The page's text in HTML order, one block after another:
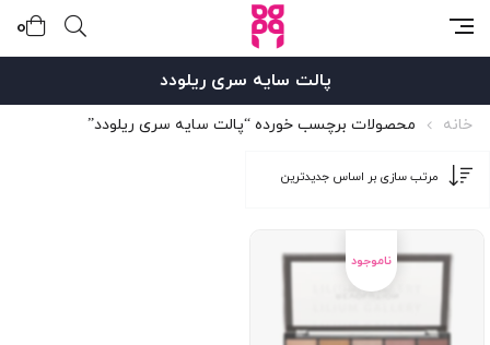
0
پالت سایه سری ریلودد
خانه محصولات برچسب خورده “پالت سایه سری ریلودد”